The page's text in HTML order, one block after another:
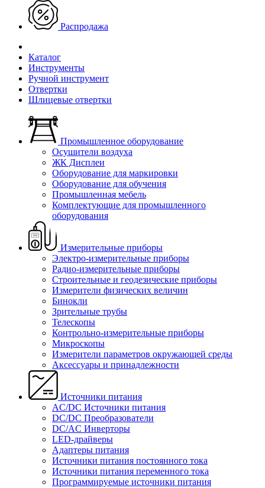
Распродажа
Каталог
Инструменты
Ручной инструмент
Отвертки
Шлицевые отвертки
Промышленное оборудование
Осушители воздуха
ЖК Дисплеи
Оборудование для маркировки
Оборудование для обучения
Промышленная мебель
Комплектующие для промышленного
оборудования
Измерительные приборы
Электро-измерительные приборы
Радио-измерительные приборы
Строительные и геодезические приборы
Измерители физических величин
Бинокли
Зрительные трубы
Телескопы
Контрольно-измерительные приборы
Микроскопы
Измерители параметров окружающей среды
Аксессуары и принадлежности
Источники питания
AC/DC Источники питания
DC/DC Преобразователи
DC/AC Инверторы
LED-драйверы
Адаптеры питания
Источники питания постоянного тока
Источники питания переменного тока
Программируемые источники питания